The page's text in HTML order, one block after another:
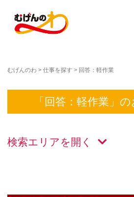
むげんのわ > 仕事を探す > 回答：軽作業
「回答：軽作業」
検索エリアを